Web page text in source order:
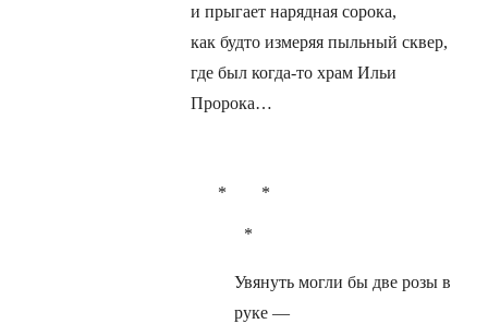
и прыгает нарядная сорока,
как будто измеряя пыльный сквер,
где был когда-то храм Ильи
Пророка…
* *
*
Увянуть могли бы две розы в
руке —